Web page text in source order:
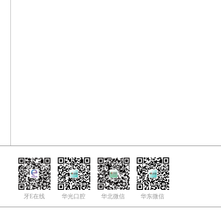
牙E在线 华光口腔 华北微信 华东微信